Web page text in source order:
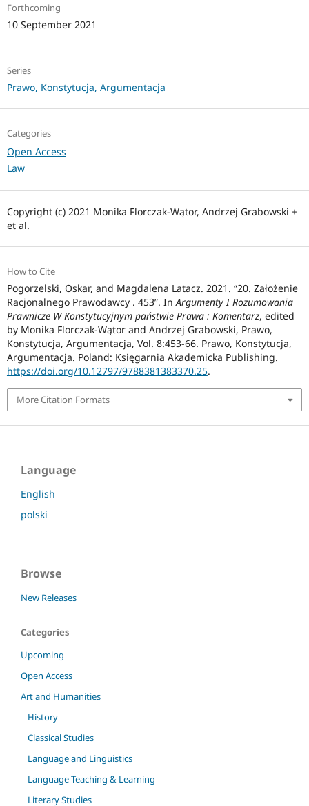
Forthcoming
10 September 2021
Series
Prawo, Konstytucja, Argumentacja
Categories
Open Access
Law
Copyright (c) 2021 Monika Florczak-Wątor, Andrzej Grabowski +
et al.
How to Cite
Pogorzelski, Oskar, and Magdalena Latacz. 2021. “20. Założenie
Racjonalnego Prawodawcy . 453”. InArgumenty I Rozumowania
Prawnicze W Konstytucyjnym państwie Prawa : Komentarz, edited
by Monika Florczak-Wątor and Andrzej Grabowski, Prawo,
Konstytucja, Argumentacja, Vol. 8:453-66. Prawo, Konstytucja,
Argumentacja. Poland: Księgarnia Akademicka Publishing.
https://doi.org/10.12797/9788381383370.25.
More Citation Formats
Language
English
polski
Browse
New Releases
Categories
Upcoming
Open Access
Art and Humanities
History
Classical Studies
Language and Linguistics
Language Teaching & Learning
Literary Studies